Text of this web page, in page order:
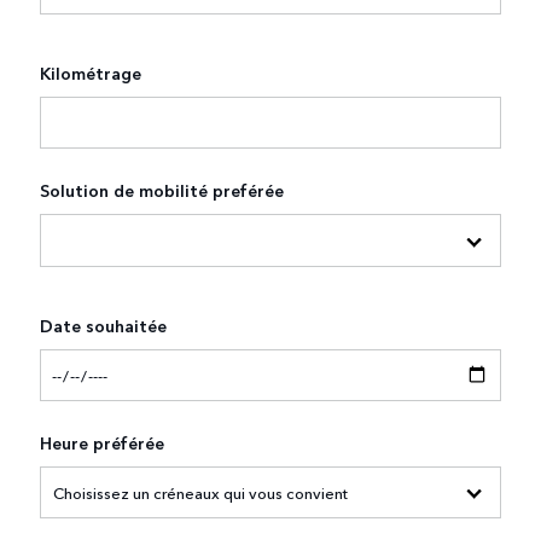
Kilométrage
Solution de mobilité preférée
Date souhaitée
Heure préférée